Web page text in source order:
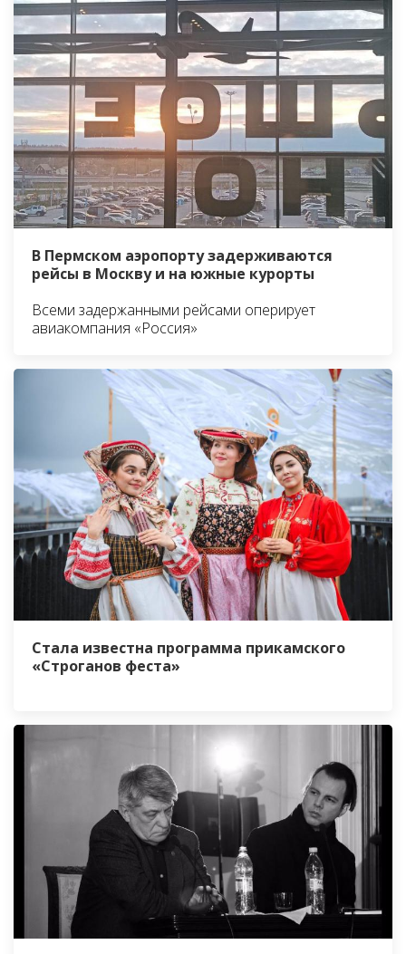
В Пермском аэропорту задерживаются
рейсы в Москву и на южные курорты
Всеми задержанными рейсами оперирует
авиакомпания «Россия»
Стала известна программа прикамского
«Строганов феста»